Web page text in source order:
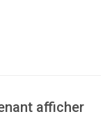
afficher